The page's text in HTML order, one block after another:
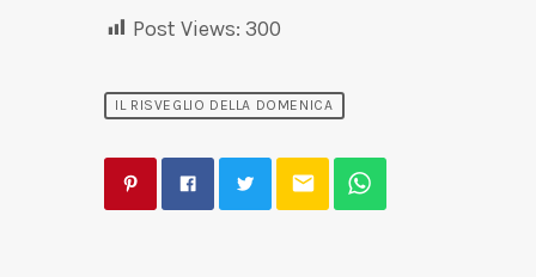
Post Views: 300
IL RISVEGLIO DELLA DOMENICA
email